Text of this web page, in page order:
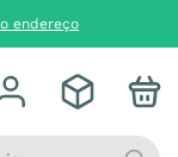
endereço